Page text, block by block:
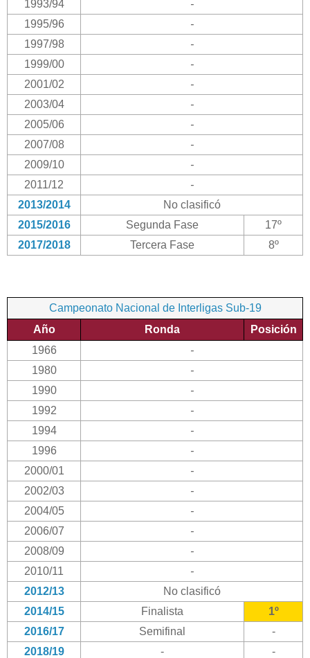
1993/94
-
1995/96
-
1997/98
-
1999/00
-
2001/02
-
2003/04
-
2005/06
-
2007/08
-
2009/10
-
2011/12
-
2013/2014
No clasificó
2015/2016
Segunda Fase
17º
2017/2018
Tercera Fase 8º
Campeonato Nacional de Interligas Sub-19
Año
Ronda
Posición
1966
-
1980
-
1990
-
1992
-
1994
-
1996
-
2000/01
-
2002/03
-
2004/05
-
2006/07
-
2008/09
-
2010/11
-
2012/13
No clasificó
2014/15
Finalista
1º
2016/17
Semifinal
-
2018/19
- -